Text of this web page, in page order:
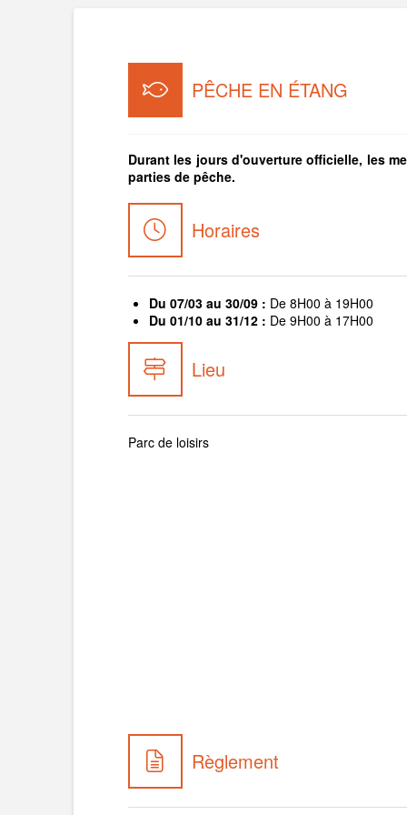
PÊCHE EN ÉTANG
Durant les jours d'ouverture officielle, les
parties de pêche.
Horaires
Du 07/03 au 30/09 : De 8H00 à 19H00
Du 01/10 au 31/12 : De 9H00 à 17H00
Lieu
Parc de loisirs
Règlement